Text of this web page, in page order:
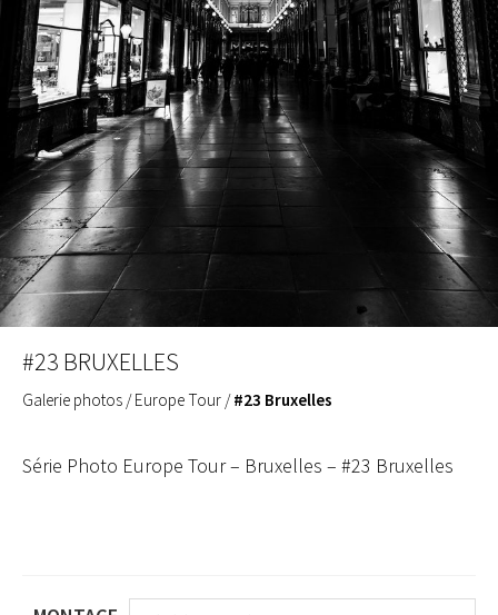
#23 BRUXELLES
Galerie photos /Europe Tour /#23 Bruxelles
Série Photo Europe Tour – Bruxelles – #23 Bruxelles